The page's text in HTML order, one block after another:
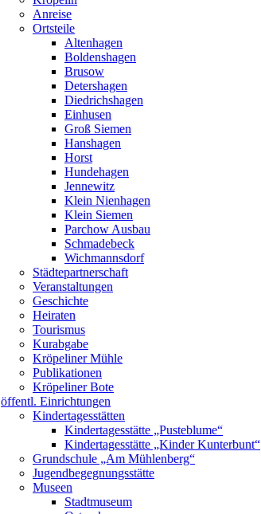
Anreise
Ortsteile
Altenhagen
Boldenshagen
Brusow
Detershagen
Diedrichshagen
Einhusen
Groß Siemen
Hanshagen
Horst
Hundehagen
Jennewitz
Klein Nienhagen
Klein Siemen
Parchow Ausbau
Schmadebeck
Wichmannsdorf
Städtepartnerschaft
Veranstaltungen
Geschichte
Heiraten
Tourismus
Kurabgabe
Kröpeliner Mühle
Publikationen
Kröpeliner Bote
öffentl. Einrichtungen
Kindertagesstätten
Kindertagesstätte „Pusteblume“
Kindertagesstätte „Kinder Kunterbunt“
Grundschule „Am Mühlenberg“
Jugendbegegnungsstätte
Museen
Stadtmuseum